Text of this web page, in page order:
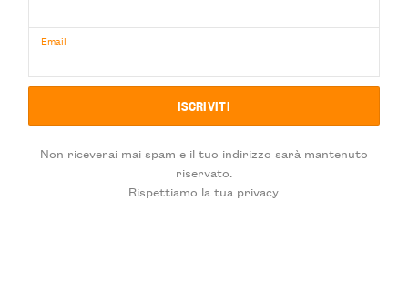
Email
Non riceverai mai spam e il tuo indirizzo sarà mantenuto
riservato.
Rispettiamo la tua privacy.